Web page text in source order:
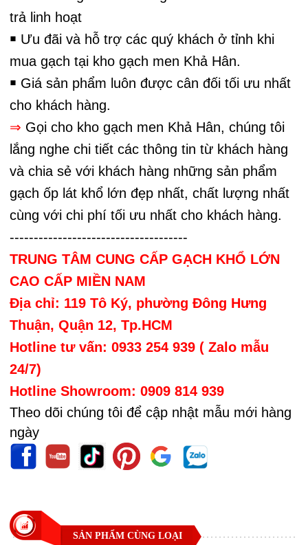
trả linh hoạt
￭ Ưu đãi và hỗ trợ các quý khách ở tỉnh khi
mua gạch tại kho gạch men Khả Hân.
￭ Giá sản phẩm luôn được cân đối tối ưu nhất
cho khách hàng.
⇒ Gọi cho kho gạch men Khả Hân, chúng tôi
lắng nghe chi tiết các thông tin từ khách hàng
và chia sẻ với khách hàng những sản phẩm
gạch ốp lát khổ lớn đẹp nhất, chất lượng nhất
cùng với chi phí tối ưu nhất cho khách hàng.
-------------------------------------
TRUNG TÂM CUNG CẤP GẠCH KHỔ LỚN
CAO CẤP MIỀN NAM
Địa chỉ: 119 Tô Ký, phường Đông Hưng
Thuận, Quận 12, Tp.HCM
Hotline tư vấn: 0933 254 939 ( Zalo mẫu
24/7)
Hotline Showroom: 0909 814 939
Theo dõi chúng tôi để cập nhật mẫu mới hàng
ngày
SẢN PHẨM CÙNG LOẠI